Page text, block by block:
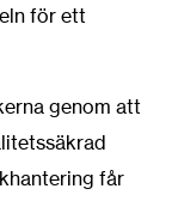
för ett
genom att
får